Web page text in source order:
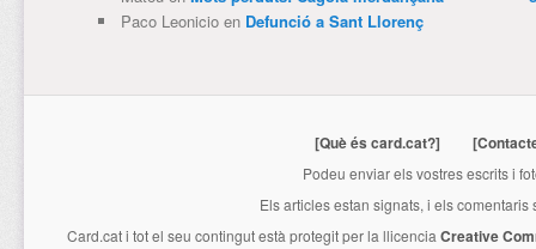
Paco Leonicioen Defunció a Sant Llorenç
[Què és card.cat?]
Podeu enviar els vostres escrits i
Els articles estan signats, i els
Card.cati tot el seu contingut està protegit per la llicencia Creative